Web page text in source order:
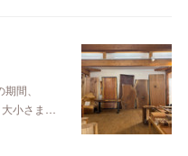
間、
小さま…